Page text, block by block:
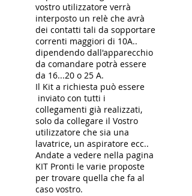
vostro utilizzatore verrà
interposto un relè che avrà
dei contatti tali da sopportare
correnti maggiori di 10A..
dipendendo dall'apparecchio
da comandare potrà essere
da 16...20 o 25 A.
Il Kit a richiesta può essere
inviato con tutti i
collegamenti già realizzati,
solo da collegare il Vostro
utilizzatore che sia una
lavatrice, un aspiratore ecc..
Andate a vedere nella pagina
KIT Pronti le varie proposte
per trovare quella che fa al
caso vostro.